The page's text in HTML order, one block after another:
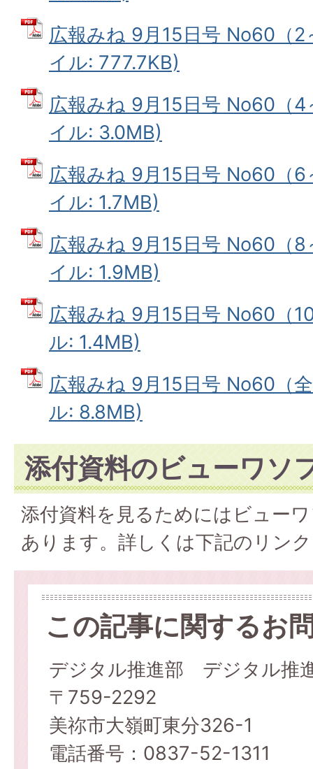
広報みね 9月15日号 No60（
イル: 777.7KB)
広報みね 9月15日号 No60（
イル: 3.0MB)
広報みね 9月15日号 No60（
イル: 1.7MB)
広報みね 9月15日号 No60（
イル: 1.9MB)
広報みね 9月15日号 No60（
ル: 1.4MB)
広報みね 9月15日号 No60（
ル: 8.8MB)
添付資料のビューワソ
添付資料を見るためにはビュー
あります。詳しくは下記のリン
この記事に関するお
デジタル推進部 デジタル推
〒759-2292
美祢市大嶺町東分326-1
電話番号：0837-52-1311